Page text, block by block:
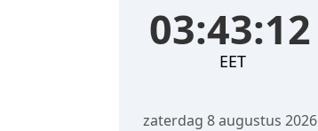
03:43:13
EET
zaterdag 8 augustus 2026